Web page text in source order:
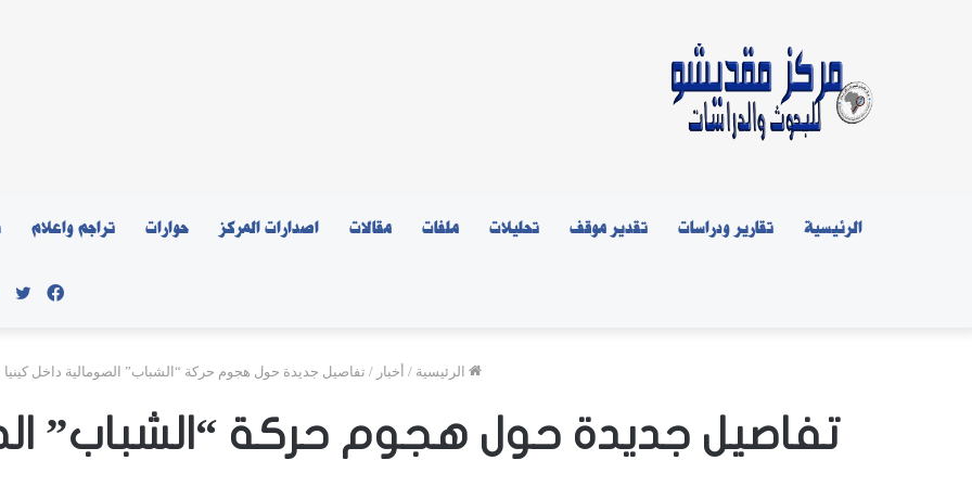
الرئيسية تقارير ودراسات تقدير موقف تحليلات ملفات مقالات اصدارات المركز حوارات تراجم واعلام
الرئيسية / أخبار / تفاصيل جديدة حول هجوم حركة “الشباب” الصومالية داخل كينيا
تفاصيل جديدة حول هجوم حركة “الشباب”